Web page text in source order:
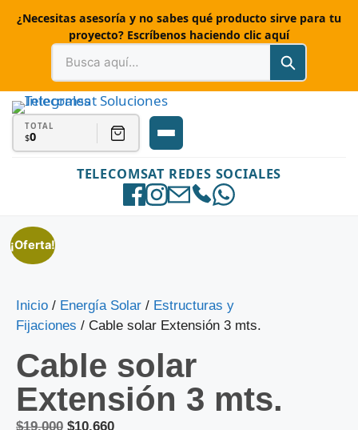
¿Necesitas asesoría y no sabes qué producto sirve para tu
proyecto? Escríbenos haciendo clic aquí
TELECOMSAT REDES SOCIALES
TOTAL
$0
¡Oferta!
Inicio / Energía Solar / Estructuras y
Fijaciones / Cable solar Extensión 3 mts.
Cable solar
Extensión 3 mts.
$19.000 $10.660